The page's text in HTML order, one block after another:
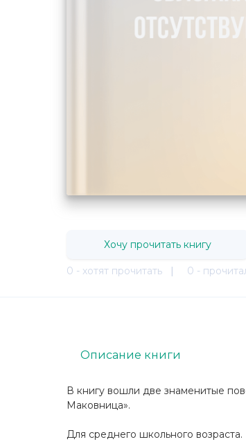
Хочу прочитать книгу
0 - хотят прочитать | 0 -
В книгу вошли две знаменитые
Маковница».
Для среднего школьного возраста.
Описание книги